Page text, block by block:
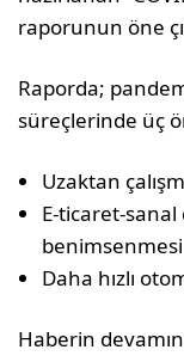
raporunun öne
Raporda;
süreçlerinde üç
Uzaktan
E-ticaret-
benimsenmesi
Daha hızlı
Haberin